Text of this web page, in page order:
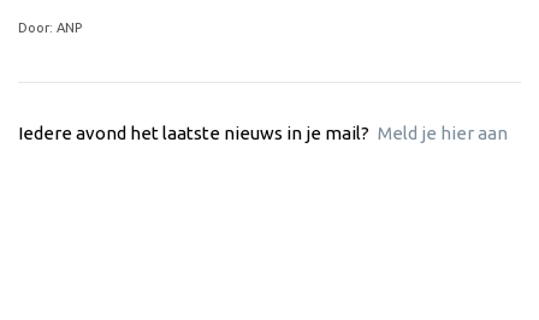
Door: ANP
Iedere avond het laatste nieuws in je mail? Meld je hier aan